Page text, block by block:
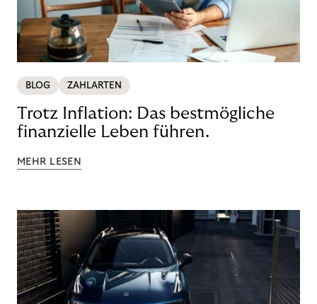
BLOG ZAHLARTEN
Trotz Inflation: Das bestmögliche
finanzielle Leben führen.
MEHR LESEN